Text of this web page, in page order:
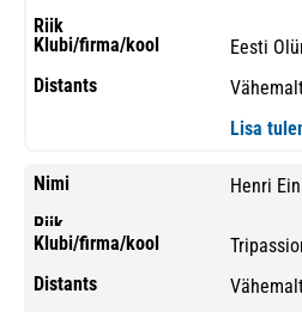
Eesti
Lisa
Henri